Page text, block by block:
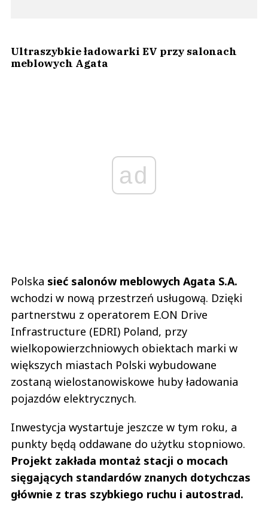
Ultraszybkie ładowarki EV przy salonach
meblowych Agata
ad
Polska sieć salonów meblowych Agata S.A.
wchodzi w nową przestrzeń usługową. Dzięki
partnerstwu z operatorem E.ON Drive
Infrastructure (EDRI) Poland, przy
wielkopowierzchniowych obiektach marki w
większych miastach Polski wybudowane
zostaną wielostanowiskowe huby ładowania
pojazdów elektrycznych.
Inwestycja wystartuje jeszcze w tym roku, a
punkty będą oddawane do użytku stopniowo.
Projekt zakłada montaż stacji o mocach
sięgających standardów znanych dotychczas
głównie z tras szybkiego ruchu i autostrad.